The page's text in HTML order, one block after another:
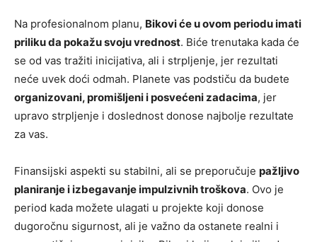
Na profesionalnom planu, Bikovi će u ovom periodu imati
priliku da pokažu svoju vrednost. Biće trenutaka kada će
se od vas tražiti inicijativa, ali i strpljenje, jer rezultati
neće uvek doći odmah. Planete vas podstiču da budete
organizovani, promišljeni i posvećeni zadacima, jer
upravo strpljenje i doslednost donose najbolje rezultate
za vas.
Finansijski aspekti su stabilni, ali se preporučuje pažljivo
planiranje i izbegavanje impulzivnih troškova. Ovo je
period kada možete ulagati u projekte koji donose
dugoročnu sigurnost, ali je važno da ostanete realni i